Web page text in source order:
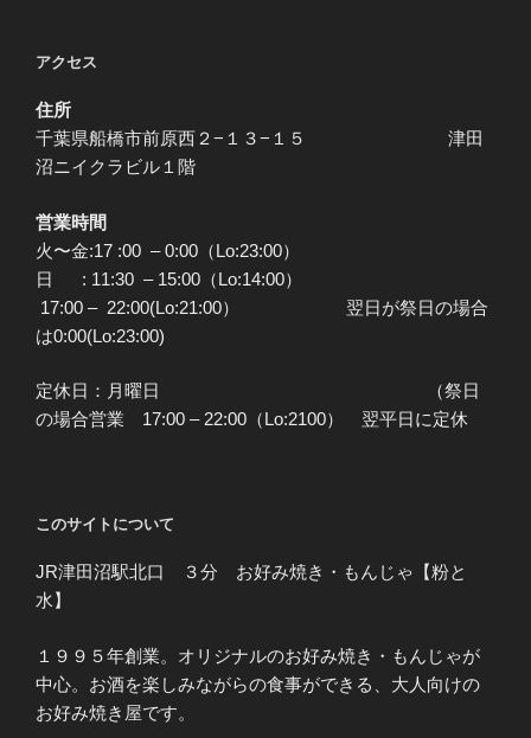
アクセス
住所
千葉県船橋市前原西２−１３−１５ 津田
沼ニイクラビル１階
営業時間
火〜金:17 :00 – 0:00（Lo:23:00）
日 : 11:30 – 15:00（Lo:14:00）
17:00 – 22:00(Lo:21:00） 翌日が祭日の場合
は0:00(Lo:23:00)
定休日：月曜日 （祭日
の場合営業 17:00 – 22:00（Lo:2100） 翌平日に定休
このサイトについて
JR津田沼駅北口 ３分 お好み焼き・もんじゃ【粉と
水】
１９９５年創業。オリジナルのお好み焼き・もんじゃが
中心。お酒を楽しみながらの食事ができる、大人向けの
お好み焼き屋です。